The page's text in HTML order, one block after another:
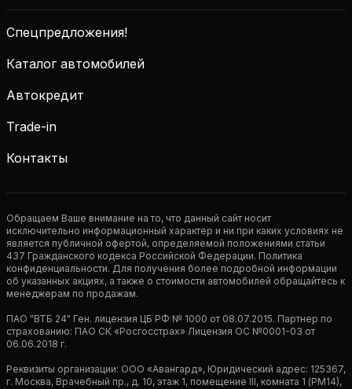
Спецпредложения!
Каталог автомобилей
Автокредит
Trade-in
Контакты
Обращаем Ваше внимание на то, что данный сайт носит
исключительно информационный характер и ни при каких условиях не
является публичной офертой, определяемой положениями статьи
437 Гражданского кодекса Российской Федерации. Политика
конфиденциальности. Для получения более подробной информации
об указанных акциях, а также о стоимости автомобилей обращайтесь к
менеджерам по продажам.
ПАО "ВТБ 24" Ген. лицензия ЦБ РФ № 1000 от 08.07.2015. Партнер по
страхованию: ПАО СК «Росгосстрах» Лицензия ОС №0001-03 от
06.06.2018 г.
Реквизиты организации: ООО «Авангард», Юридический адрес: 125367,
г. Москва, Врачебный пр., д. 10, этаж 1, помещение III, комната 1 (РМ14),